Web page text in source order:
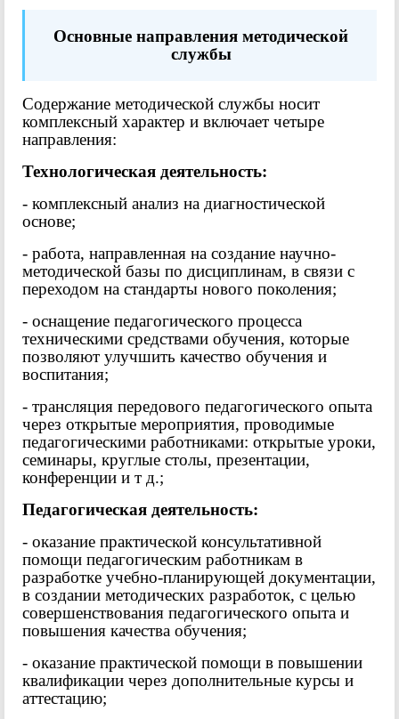
Основные направления методической
службы
Содержание методической службы носит
комплексный характер и включает четыре
направления:
Технологическая деятельность:
- комплексный анализ на диагностической
основе;
- работа, направленная на создание научно-
методической базы по дисциплинам, в связи с
переходом на стандарты нового поколения;
- оснащение педагогического процесса
техническими средствами обучения, которые
позволяют улучшить качество обучения и
воспитания;
- трансляция передового педагогического опыта
через открытые мероприятия, проводимые
педагогическими работниками: открытые уроки,
семинары, круглые столы, презентации,
конференции и т д.;
Педагогическая деятельность:
- оказание практической консультативной
помощи педагогическим работникам в
разработке учебно-планирующей документации,
в создании методических разработок, с целью
совершенствования педагогического опыта и
повышения качества обучения;
- оказание практической помощи в повышении
квалификации через дополнительные курсы и
аттестацию;